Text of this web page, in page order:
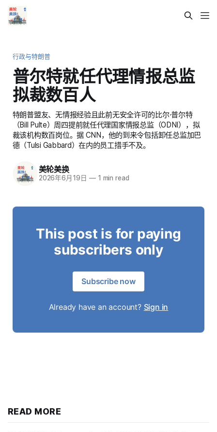
行政与特朗普
普尔特就任代理情报总监
拟裁数百人
特朗普盟友、无情报经验且此前无安全许可的比尔·普尔特
（Bill Pulte）周四提前就任代理国家情报总监（ODNI），拟
裁该机构数百岗位。据 CNN，他的到来令包括卸任总监加巴
德（Tulsi Gabbard）在内的员工措手不及。
美轮美换
2026年6月19日 —1 min read
This post is for paying
subscribers only
Subscribe now
Already have an account? Sign in
READ MORE